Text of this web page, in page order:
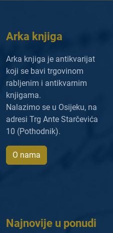
Arka knjiga
Arka knjiga je antikvarijat
koji se bavi trgovinom
rabljenim i antikvarnim
knjigama.
Nalazimo se u Osijeku, na
adresi Trg Ante Starčevića
10 (Pothodnik).
O nama
Najnovije u ponudi